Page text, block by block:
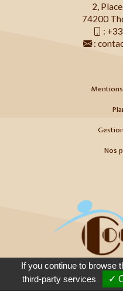
2,
74200
:
:
Nos
Appeler
If you continue to browse
third-party services
✓